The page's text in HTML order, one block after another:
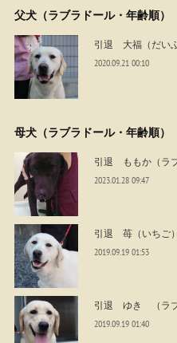
父犬（ラブラドール・年齢順）
引退 大福（だいふ
2020.09.21 00:10
母犬（ラブラドール・年齢順）
引退 ももか（ラ
2023.01.28 09:47
引退 苺（いちご
2019.09.19 01:53
引退 ゆき （ラ
2019.09.19 01:40